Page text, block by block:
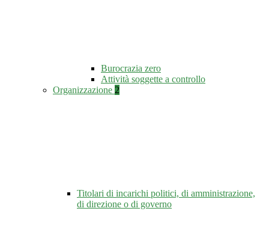
Burocrazia zero
Attività soggette a controllo
Organizzazione 2
Titolari di incarichi politici, di amministrazione,
di direzione o di governo